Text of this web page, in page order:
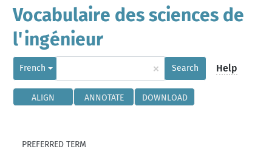
Vocabulaire des sciences de
l'ingénieur
French × Search Help
ALIGN ANNOTATE DOWNLOAD
PREFERRED TERM